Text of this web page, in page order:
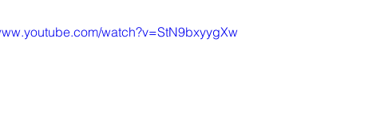
watch?v=StN9bxyygXw